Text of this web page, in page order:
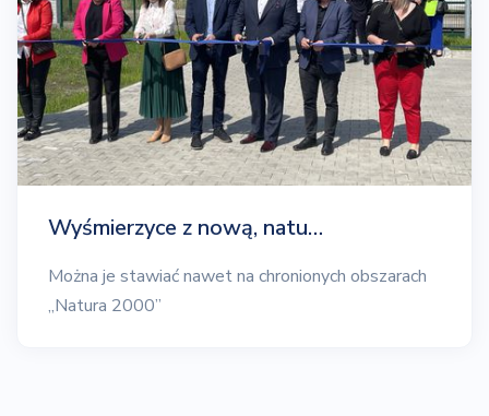
Wyśmierzyce z nową, natu…
Można je stawiać nawet na chronionych obszarach
„Natura 2000”